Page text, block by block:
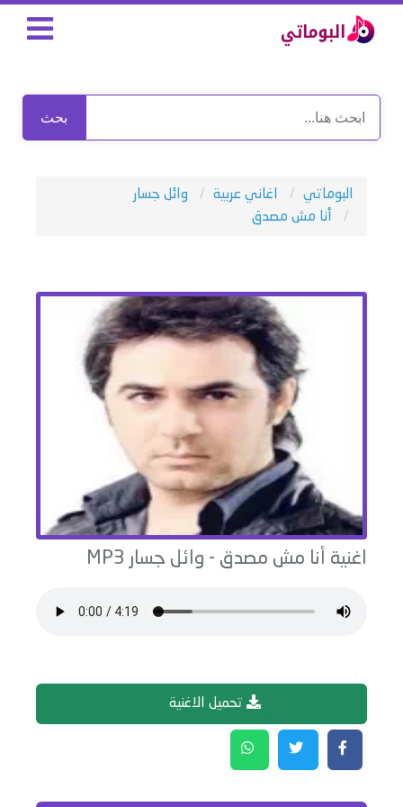
بحث
البوماتي اغاني عربية
وائل جسار
أنا مش مصدق
اغنية أنا مش مصدق - وائل جسار
تحميل الاغنية